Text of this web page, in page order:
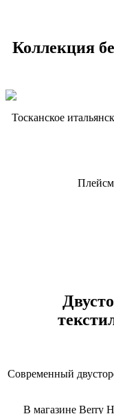
Коллекция
Тосканское
Современный
В магазине Berry